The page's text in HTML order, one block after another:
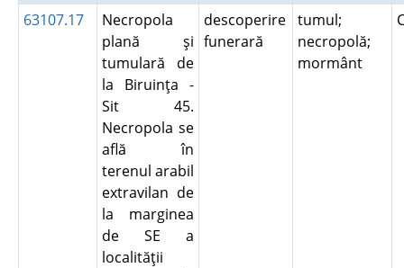
63107.17
Necropola
plană şi
tumulară de
la Biruinţa -
Sit 45.
Necropola se
află în
terenul arabil
extravilan de
la marginea
de SE a
localităţii
descoperire
funerară
tumul;
necropolă;
mormânt